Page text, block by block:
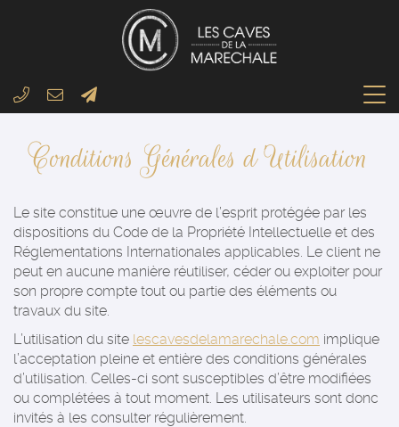
Conditions Générales d'Utilisation
Le site constitue une œuvre de l’esprit protégée par les
dispositions du Code de la Propriété Intellectuelle et des
Réglementations Internationales applicables. Le client ne
peut en aucune manière réutiliser, céder ou exploiter pour
son propre compte tout ou partie des éléments ou
travaux du site.
L’utilisation du site lescavesdelamarechale.com implique
l’acceptation pleine et entière des conditions générales
d’utilisation. Celles-ci sont susceptibles d’être modifiées
ou complétées à tout moment. Les utilisateurs sont donc
invités à les consulter régulièrement.